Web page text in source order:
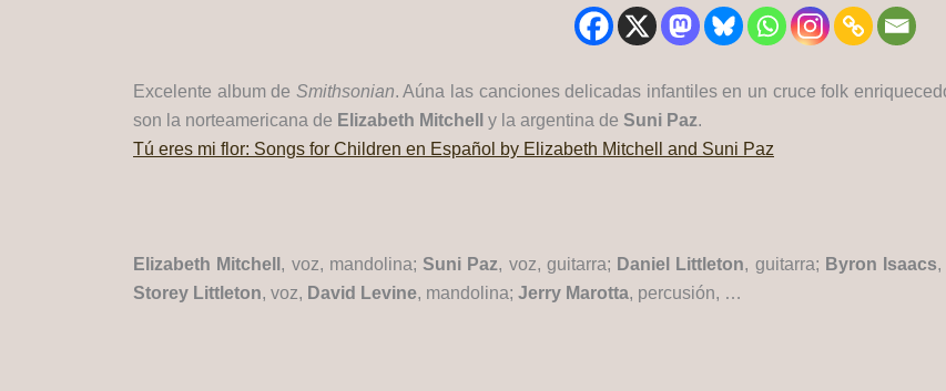
Excelente album de Smithsonian. Aúna las canciones delicadas infantiles en un cruce folk
son la norteamericana de Elizabeth Mitchell y la argentina de Suni Paz.
Tú eres mi flor: Songs for Children en Español by Elizabeth Mitchell and Suni Paz
Elizabeth Mitchell , voz, mandolina;Suni Paz, voz, guitarra; Daniel Littleton, guitarra; Byron Isaacs,
Storey Littleton, voz, David Levine, mandolina; Jerry Marotta, percusión, …